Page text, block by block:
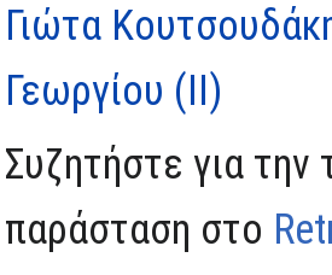
Γιώτα
Γεωργίου (II)
Συζητήστε για την
παράσταση στο